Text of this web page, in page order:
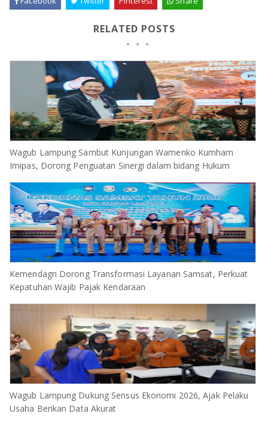
RELATED POSTS
Wagub Lampung Sambut Kunjungan Wamenko Kumham
Imipas, Dorong Penguatan Sinergi dalam bidang Hukum
Kemendagri Dorong Transformasi Layanan Samsat, Perkuat
Kepatuhan Wajib Pajak Kendaraan
Wagub Lampung Dukung Sensus Ekonomi 2026, Ajak Pelaku
Usaha Berikan Data Akurat